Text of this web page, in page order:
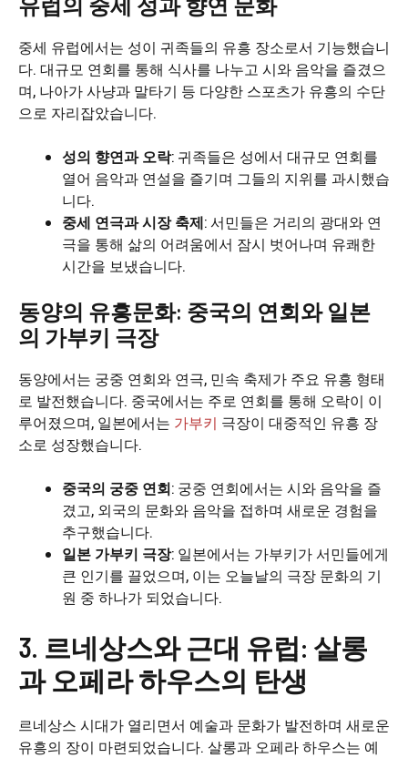
유럽의 중세 성과 향연 문화
중세 유럽에서는 성이 귀족들의 유흥 장소로서 기능했습니
다. 대규모 연회를 통해 식사를 나누고 시와 음악을 즐겼으
며, 나아가 사냥과 말타기 등 다양한 스포츠가 유흥의 수단
으로 자리잡았습니다.
성의 향연과 오락: 귀족들은 성에서 대규모 연회를
열어 음악과 연설을 즐기며 그들의 지위를 과시했습
니다.
중세 연극과 시장 축제: 서민들은 거리의 광대와 연
극을 통해 삶의 어려움에서 잠시 벗어나며 유쾌한
시간을 보냈습니다.
동양의 유흥문화: 중국의 연회와 일본
의 가부키 극장
동양에서는 궁중 연회와 연극, 민속 축제가 주요 유흥 형태
로 발전했습니다. 중국에서는 주로 연회를 통해 오락이 이
루어졌으며, 일본에서는 가부키 극장이 대중적인 유흥 장
소로 성장했습니다.
중국의 궁중 연회: 궁중 연회에서는 시와 음악을 즐
겼고, 외국의 문화와 음악을 접하며 새로운 경험을
추구했습니다.
일본 가부키 극장: 일본에서는 가부키가 서민들에게
큰 인기를 끌었으며, 이는 오늘날의 극장 문화의 기
원 중 하나가 되었습니다.
3. 르네상스와 근대 유럽: 살롱
과 오페라 하우스의 탄생
르네상스 시대가 열리면서 예술과 문화가 발전하며 새로운
유흥의 장이 마련되었습니다. 살롱과 오페라 하우스는 예